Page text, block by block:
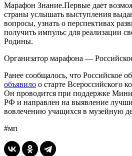
Марафон Знание.Первые дает
страны услышать выступления
вопросы, узнать о перспективах
получить импульс для реализации
Родины.
Организатор марафона —
Ранее сообщалось, что Российское
объявило о старте Всероссийского
Он проводится при поддержке
РФ и направлен на выявление
вовлечению учащихся в музейную
#мп